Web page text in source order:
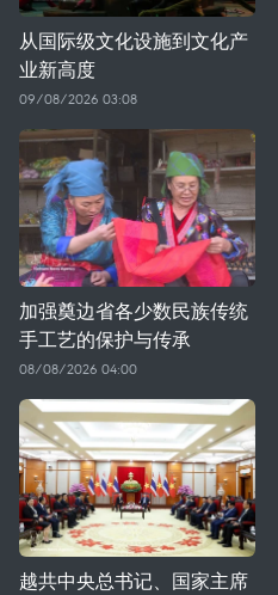
从国际级文化设施到文化产
业新高度
09/08/2026 03:08
加强奠边省各少数民族传统
手工艺的保护与传承
08/08/2026 04:00
越共中央总书记、国家主席